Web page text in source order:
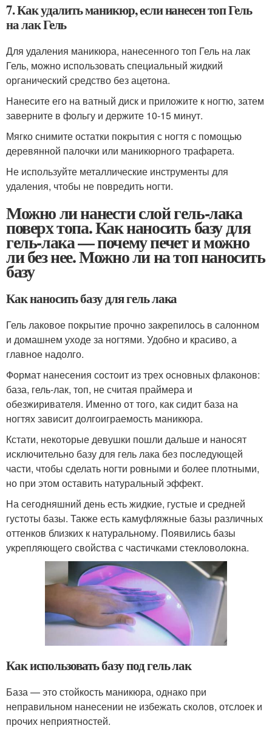
7. Как удалить маникюр, если нанесен топ Гель
на лак Гель
Для удаления маникюра, нанесенного топ Гель на лак
Гель, можно использовать специальный жидкий
органический средство без ацетона.
Нанесите его на ватный диск и приложите к ногтю, затем
заверните в фольгу и держите 10-15 минут.
Мягко снимите остатки покрытия с ногтя с помощью
деревянной палочки или маникюрного трафарета.
Не используйте металлические инструменты для
удаления, чтобы не повредить ногти.
Можно ли нанести слой гель-лака
поверх топа. Как наносить базу для
гель-лака — почему печет и можно
ли без нее. Можно ли на топ наносить
базу
Как наносить базу для гель лака
Гель лаковое покрытие прочно закрепилось в салонном
и домашнем уходе за ногтями. Удобно и красиво, а
главное надолго.
Формат нанесения состоит из трех основных флаконов:
база, гель-лак, топ, не считая праймера и
обезжиривателя. Именно от того, как сидит база на
ногтях зависит долгоиграемость маникюра.
Кстати, некоторые девушки пошли дальше и наносят
исключительно базу для гель лака без последующей
части, чтобы сделать ногти ровными и более плотными,
но при этом оставить натуральный эффект.
На сегодняшний день есть жидкие, густые и средней
густоты базы. Также есть камуфляжные базы различных
оттенков близких к натуральному. Появились базы
укрепляющего свойства с частичками стекловолокна.
Как использовать базу под гель лак
База — это стойкость маникюра, однако при
неправильном нанесении не избежать сколов, отслоек и
прочих неприятностей.